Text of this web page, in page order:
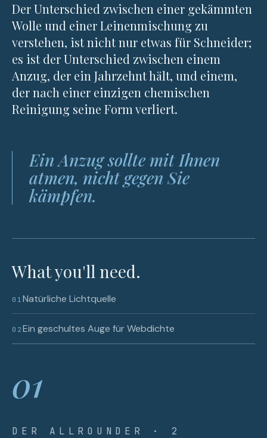
Der Unterschied zwischen einer gekämmten
Wolle und einer Leinenmischung zu
verstehen, ist nicht nur etwas für Schneider;
es ist der Unterschied zwischen einem
Anzug, der ein Jahrzehnt hält, und einem,
der nach einer einzigen chemischen
Reinigung seine Form verliert.
Ein Anzug sollte mit Ihnen
atmen, nicht gegen Sie
kämpfen.
What you'll need.
01 Natürliche Lichtquelle
02 Ein geschultes Auge für Webdichte
01
DER ALLROUNDER · 2